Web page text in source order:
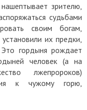
зрителю,
судьбами
своим богам,
их предки,
гордыня рождает
человек (а на
лжепророков)
к чужому горю,